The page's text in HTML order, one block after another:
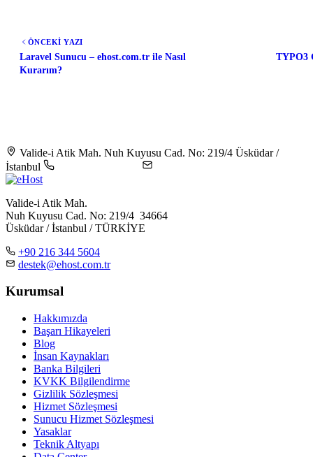
ÖNCEKİ YAZI
Laravel Sunucu – ehost.com.tr ile Nasıl
Kurarım?
TYPO3
Valide-i Atik Mah. Nuh Kuyusu Cad. No: 219/4 Üsküdar /
İstanbul
Valide-i Atik Mah.
Nuh Kuyusu Cad. No: 219/4 34664
Üsküdar / İstanbul / TÜRKİYE
+90 216 344 5604
destek@ehost.com.tr
Kurumsal
Hakkımızda
Başarı Hikayeleri
Blog
İnsan Kaynakları
Banka Bilgileri
KVKK Bilgilendirme
Gizlilik Sözleşmesi
Hizmet Sözleşmesi
Sunucu Hizmet Sözleşmesi
Yasaklar
Teknik Altyapı